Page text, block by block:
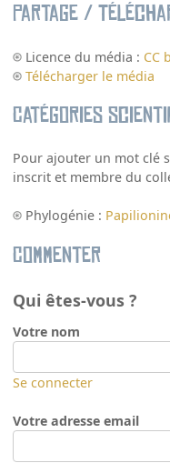
Partage /
Licence du média : CC
Télécharger le média
Catégories
Pour ajouter un mot clé
inscrit et membre du
Phylogénie :
Commenter
Qui êtes-vous ?
Votre nom
Se connecter
Votre adresse email